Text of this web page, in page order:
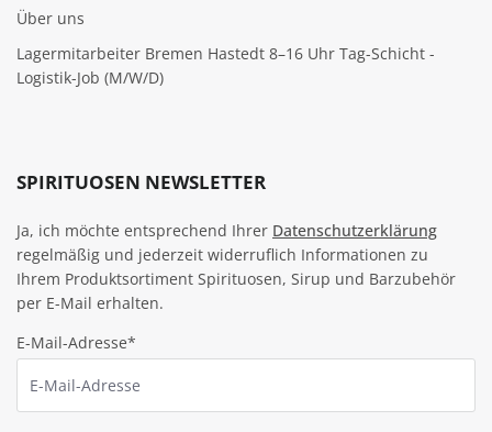
Über uns
Lagermitarbeiter Bremen Hastedt 8–16 Uhr Tag-Schicht -
Logistik-Job (M/W/D)
SPIRITUOSEN NEWSLETTER
Ja, ich möchte entsprechend Ihrer Datenschutzerklärung
regelmäßig und jederzeit widerruflich Informationen zu
Ihrem Produktsortiment Spirituosen, Sirup und Barzubehör
per E-Mail erhalten.
E-Mail-Adresse*